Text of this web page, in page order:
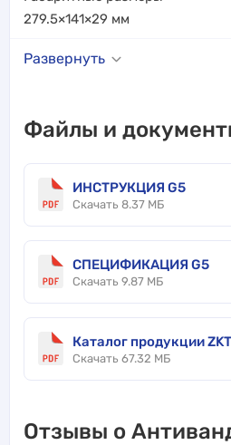
279.5×141×29 мм
Развернуть
Файлы и
ИНСТРУКЦИЯ G5
Скачать 8.37 МБ
СПЕЦИФИКАЦИЯ G5
Скачать 9.87 МБ
Каталог продукции
Скачать 67.32 МБ
Отзывы о